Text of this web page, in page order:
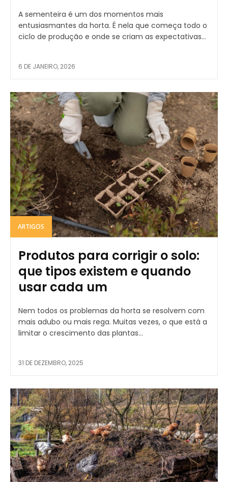
A sementeira é um dos momentos mais
entusiasmantes da horta. É nela que começa todo o
ciclo de produção e onde se criam as expectativas...
6 DE JANEIRO, 2026
ARTIGOS
Produtos para corrigir o solo:
que tipos existem e quando
usar cada um
Nem todos os problemas da horta se resolvem com
mais adubo ou mais rega. Muitas vezes, o que está a
limitar o crescimento das plantas...
31 DE DEZEMBRO, 2025